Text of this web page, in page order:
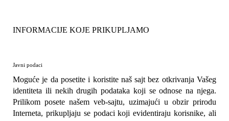
INFORMACIJE KOJE PRIKUPLJAMO
Javni podaci
Moguće je da posetite i koristite naš sajt bez otkrivanja Vašeg
identiteta ili nekih drugih podataka koji se odnose na njega.
Prilikom posete našem veb-sajtu, uzimajući u obzir prirodu
Interneta, prikupljaju se podaci koji evidentiraju korisnike, ali